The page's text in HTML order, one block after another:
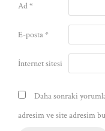
Ad*
E-posta*
İnternet sitesi
Daha sonraki
adresim ve site adresim